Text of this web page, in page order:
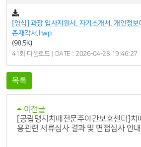
[양식] 과장 입사지원서, 자기소개서, 개인정
존재각서.hwp
(98.5K)
41회 다운로드 | DATE : 2026-04-28 19:46:27
목록
이전글
[공립명지치매전문주야간보호센터]치
용관련 서류심사 결과 및 면접심사 안내